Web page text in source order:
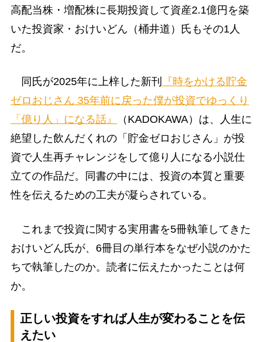
高配当株・増配株に長期投資して資産2.1億円を築
いた投資家・おけいどん（桶井道）氏もその1人
だ。
同氏が2025年に上梓した新刊
『時をかける貯金
ゼロおじさん 35年前に戻った僕が投資でゆっくり
「億り人」になる話』
（KADOKAWA）は、人生に
絶望した飲んだくれの「貯金ゼロおじさん」が投
資で人生再チャレンジをして億り人になる小説仕
立ての作品だ。同書の中には、投資の本質と重要
性を伝えるための工夫が凝らされている。
これまで投資に関する実用書を5冊執筆してきた
おけいどん氏が、6冊目の単行本をなぜ小説のかた
ちで執筆したのか。読者に伝えたかったことは何
か。
正しい投資をすれば人生が変わることを伝
えたい